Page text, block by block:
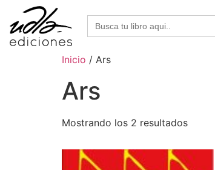
Buscar:
Inicio / Ars
Ars
Mostrando los 2 resultados